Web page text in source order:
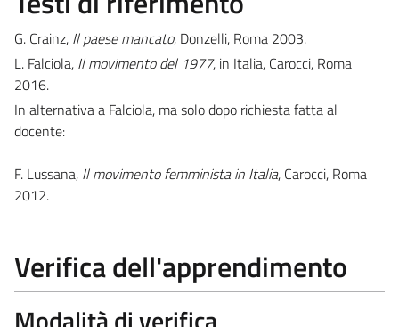
G. Crainz, Il paese mancato, Donzelli, Roma 2003.
L. Falciola, Il movimento del 1977, in Italia, Carocci, Roma
2016.
In alternativa a Falciola, ma solo dopo richiesta fatta al
docente:
F. Lussana, Il movimento femminista in Italia, Carocci, Roma
2012.
Verifica dell'apprendimento